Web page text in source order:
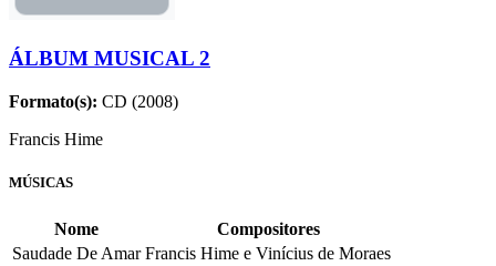
ÁLBUM MUSICAL 2
Formato(s): CD (2008)
Francis Hime
MÚSICAS
Nome
Compositores
Saudade De Amar Francis Hime e Vinícius de Moraes